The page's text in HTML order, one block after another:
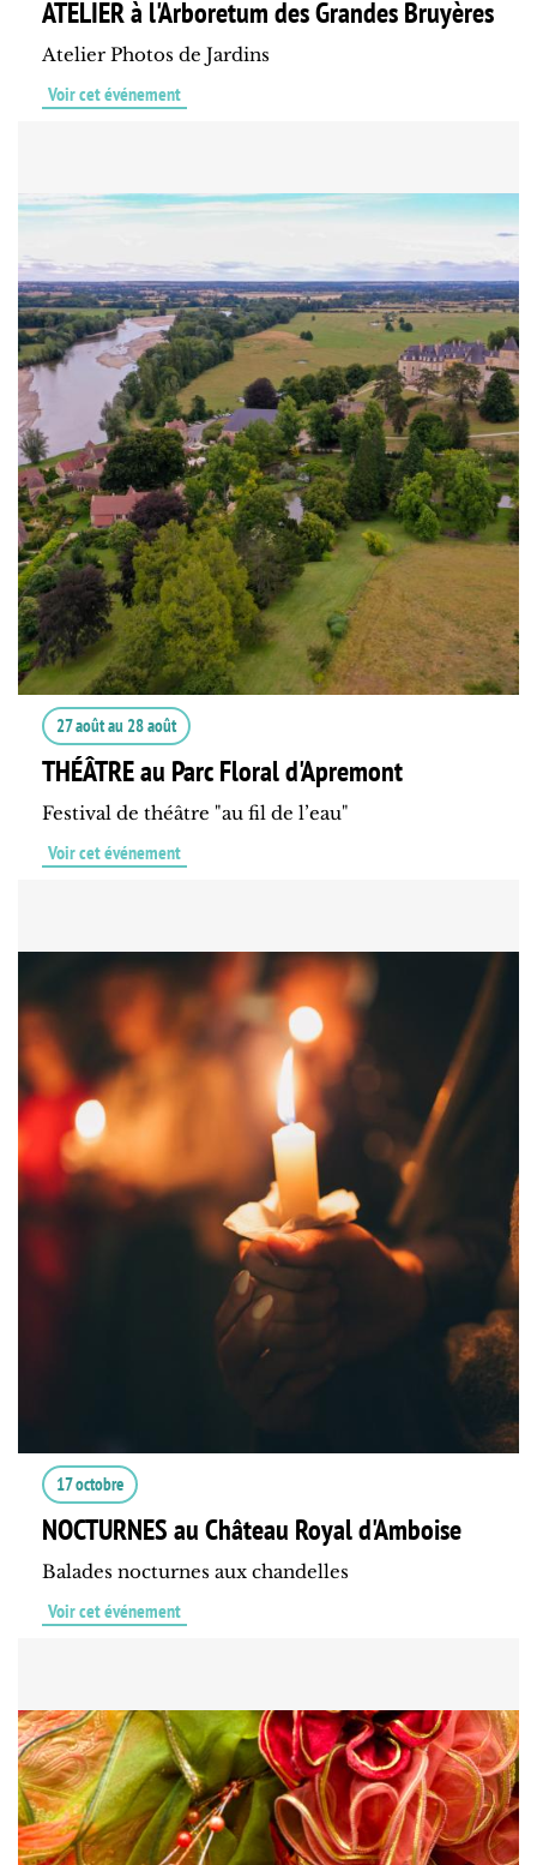
ATELIER à l'Arboretum des Grandes Bruyères
Atelier Photos de Jardins
Voir cet événement
27 aoûtau 28 août
THÉÂTRE au Parc Floral d'Apremont
Festival de théâtre "au fil de l’eau"
Voir cet événement
17 octobre
NOCTURNES au Château Royal d'Amboise
Balades nocturnes aux chandelles
Voir cet événement